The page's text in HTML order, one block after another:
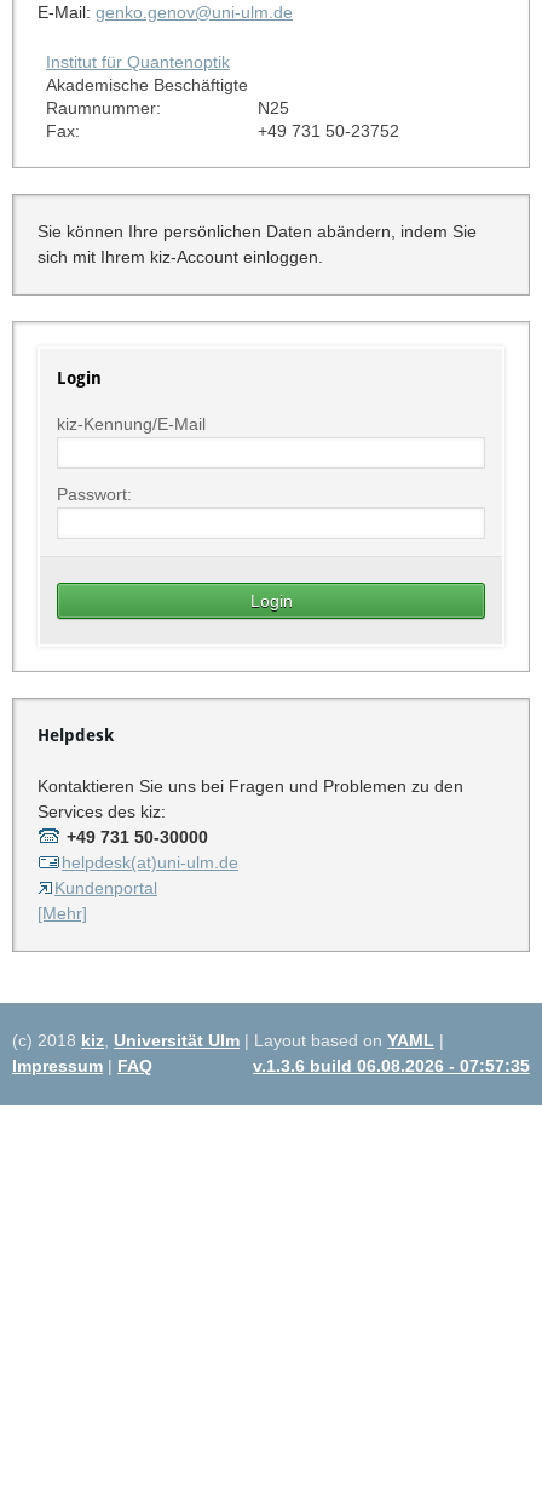
E-Mail: genko.genov@uni-ulm.de
Institut für Quantenoptik
Akademische Beschäftigte
Raumnummer:
N25
Fax:
+49 731 50-23752
Sie können Ihre persönlichen Daten abändern, indem Sie
sich mit Ihrem kiz-Account einloggen.
Login
kiz-Kennung/E-Mail
Passwort:
Helpdesk
Kontaktieren Sie uns bei Fragen und Problemen zu den
Services des kiz:
+49 731 50-30000
helpdesk(at)uni-ulm.de
Kundenportal
[Mehr]
(c) 2018 kiz Universität Ulm | Layout based on YAML |
Impressum | FAQ v.1.3.6 build 06.08.2026 - 07:57:35